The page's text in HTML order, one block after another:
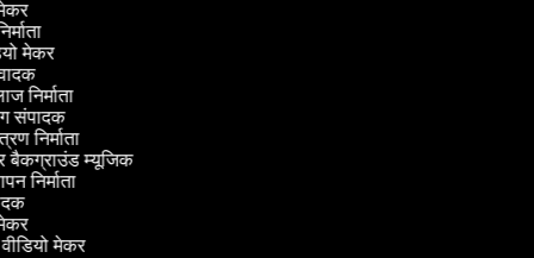
मेकर
मेकर
निर्माता
संपादक
निर्माता
बैकग्राउंड म्यूजिक
निर्माता
मेकर
मेकर